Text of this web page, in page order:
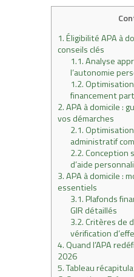
1.Éligibilité APA à
conseils clés
1.1.Analyse
l’autonomie
1.2.
financement
2.APA à domicile :
vos démarches
2.1.
administratif
2.2.Conception
d’aide
3.APA à domicile :
essentiels
3.1.Plafonds
GIR détaillés
3.2.Critères de
vérification
4. Quand l’APA
2026
5.Tableau